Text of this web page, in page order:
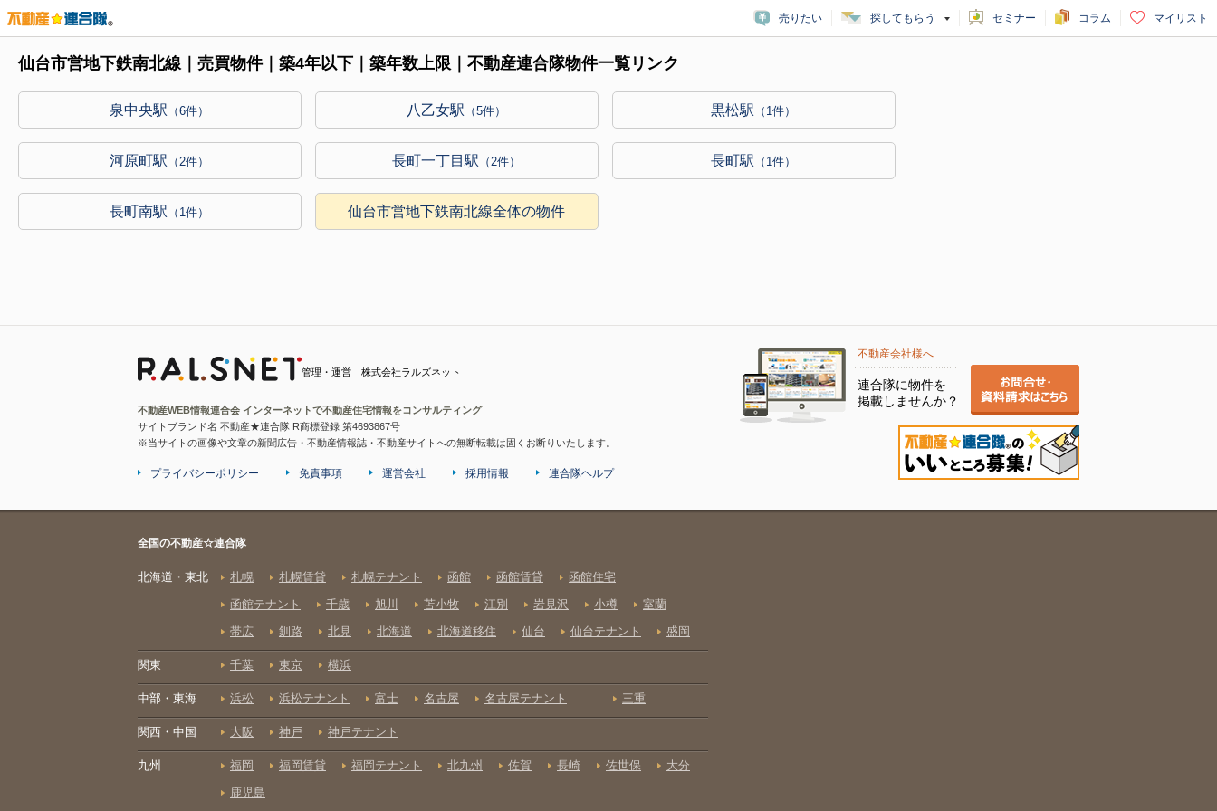
売りたい 探してもらう セミナー コラム マイリスト
仙台市営地下鉄南北線｜売買物件｜築4年以下｜築年数上限｜不動産連合隊物件一覧リンク
泉中央駅 （6件） 八乙女駅 （5件） 黒松駅 （1件）
河原町駅 （2件） 長町一丁目駅 （2件） 長町駅 （1件）
長町南駅 （1件） 仙台市営地下鉄南北線全体の物件
管理・運営 株式会社ラルズネット
不動産WEB情報連合会 インターネットで不動産住宅情報をコンサルティング
サイトブランド名 不動産★連合隊 R商標登録 第4693867号
※当サイトの画像や文章の新聞広告・不動産情報誌・不動産サイトへの無断転載は固くお断りいたします。
不動産会社様へ
連合隊に物件を
掲載しませんか？
プライバシーポリシー 免責事項 運営会社 採用情報 連合隊ヘルプ